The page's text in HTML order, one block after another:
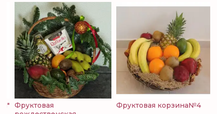
Фруктовая
Фруктовая корзина№4